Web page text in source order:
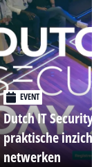
EVENT
Dutch IT Security
praktische
netwerken